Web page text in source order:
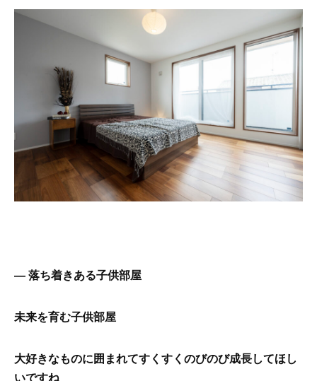
― 落ち着きある子供部屋
未来を育む子供部屋
大好きなものに囲まれてすくすくのびのび成長してほし
いですね